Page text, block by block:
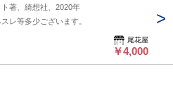
著、綺想社、2020年
レ等多少ございます。
尾花屋
￥4,000